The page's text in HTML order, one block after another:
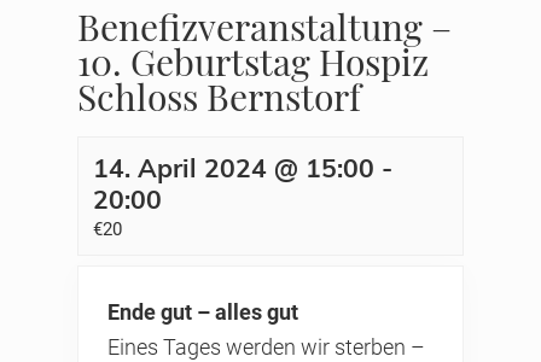
Benefizveranstaltung –
10. Geburtstag Hospiz
Schloss Bernstorf
14. April 2024 @ 15:00 -
20:00
€20
Ende gut – alles gut
Eines Tages werden wir sterben –